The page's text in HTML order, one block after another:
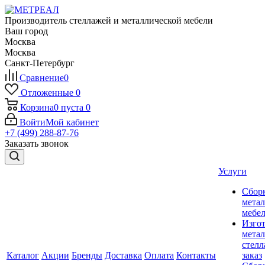
Производитель стеллажей и металлической мебели
Ваш город
Москва
Москва
Санкт-Петербург
Сравнение0
Отложенные 0
Корзина0 пуста 0
ВойтиМой кабинет
+7 (499) 288-87-76
Заказать звонок
Каталог Акции Бренды Доставка Оплата Контакты
Услуги
заказ